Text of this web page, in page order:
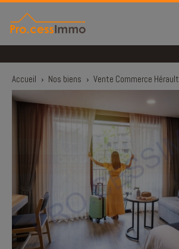
Accueil › Nos biens › Vente Commerce Hérault
Panneau de gestion des cookies